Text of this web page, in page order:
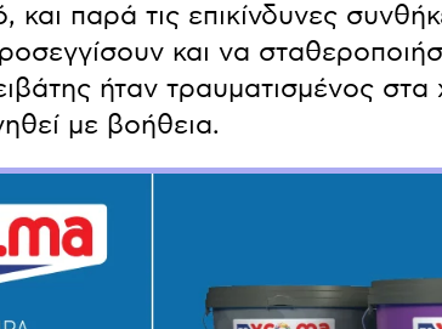
και παρά τις επικίνδυνες
και να
ήταν τραυματισμένος στα
με βοήθεια.